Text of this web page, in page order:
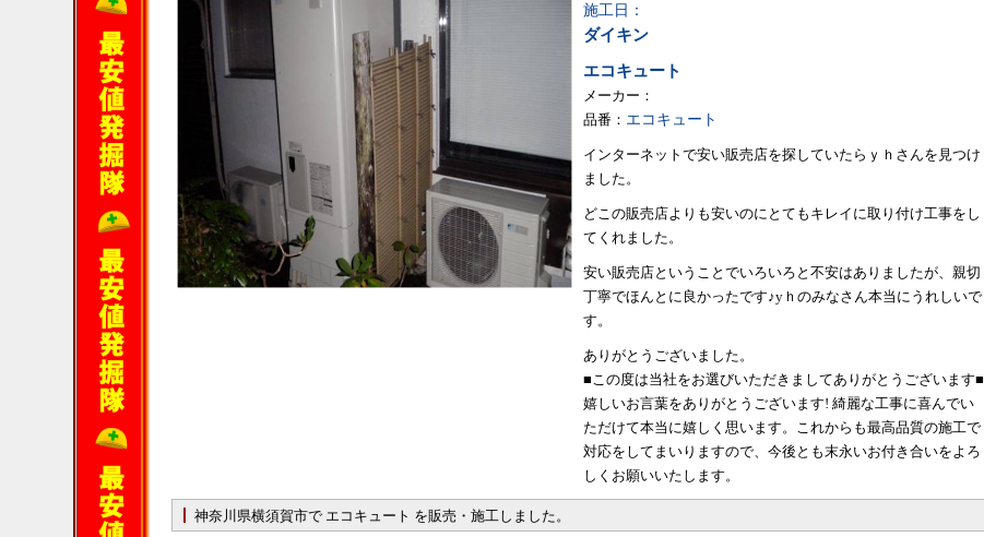
施工日：
ダイキン
エコキュート
メーカー：
品番： エコキュート
インターネットで安い販売店を探していたらｙｈさんを見つけ
ました。
どこの販売店よりも安いのにとてもキレイに取り付け工事をし
てくれました。
安い販売店ということでいろいろと不安はありましたが、親切
丁寧でほんとに良かったです♪yｈのみなさん本当にうれしいで
す。
ありがとうございました。
■この度は当社をお選びいただきましてありがとうございます■
嬉しいお言葉をありがとうございます! 綺麗な工事に喜んでい
ただけて本当に嬉しく思います。これからも最高品質の施工で
対応をしてまいりますので、今後とも末永いお付き合いをよろ
しくお願いいたします。
神奈川県横須賀市で エコキュート を販売・施工しました。